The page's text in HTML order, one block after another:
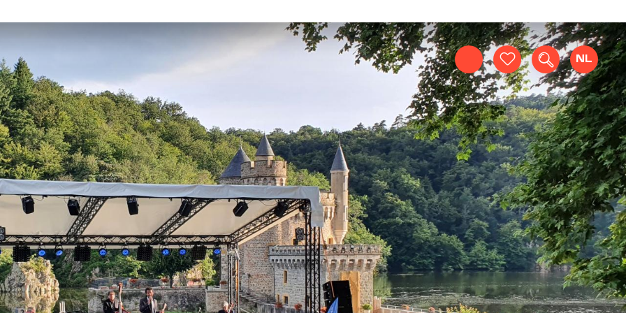
Voir les favoris
Zoek op
NL